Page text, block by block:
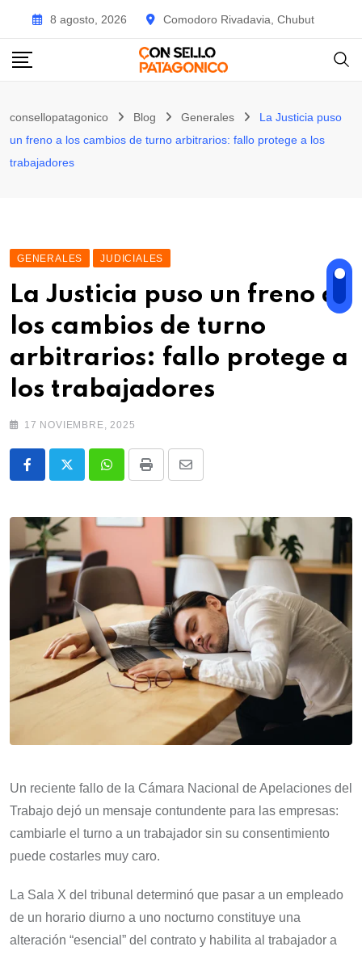
content
8 agosto, 2026 Comodoro Rivadavia, Chubut
consellopatagonico Blog Generales
La Justicia puso
un freno a los cambios de turno arbitrarios: fallo protege a los
trabajadores
GENERALES JUDICIALES
La Justicia puso un freno a
los cambios de turno
arbitrarios: fallo protege a
los trabajadores
17 NOVIEMBRE, 2025
Whatsapp
Print
Share
Email
Un reciente fallo de la Cámara Nacional de Apelaciones del
Trabajo dejó un mensaje contundente para las empresas:
cambiarle el turno a un trabajador sin su consentimiento
puede costarles muy caro.
La Sala X del tribunal determinó que pasar a un empleado
de un horario diurno a uno nocturno constituye una
alteración “esencial” del contrato y habilita al trabajador a